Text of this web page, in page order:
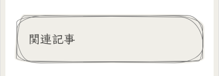
関連記事